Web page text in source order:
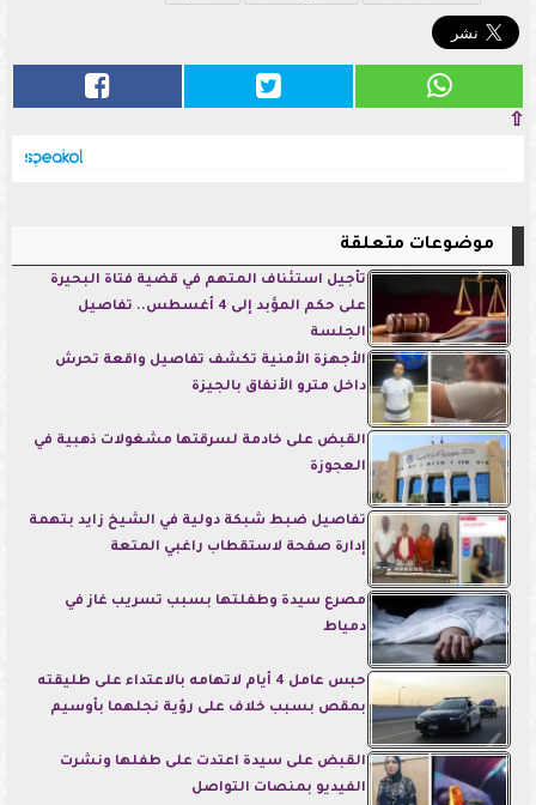
⇧
موضوعات متعلقة
تأجيل استئناف المتهم في قضية فتاة البحيرة
على حكم المؤبد إلى 4 أغسطس.. تفاصيل
الجلسة
الأجهزة الأمنية تكشف تفاصيل واقعة تحرش
داخل مترو الأنفاق بالجيزة
القبض على خادمة لسرقتها مشغولات ذهبية في
العجوزة
تفاصيل ضبط شبكة دولية في الشيخ زايد بتهمة
إدارة صفحة لاستقطاب راغبي المتعة
مصرع سيدة وطفلتها بسبب تسريب غاز في
دمياط
حبس عامل 4 أيام لاتهامه بالاعتداء على طليقته
بمقص بسبب خلاف على رؤية نجلهما بأوسيم
القبض على سيدة اعتدت على طفلها ونشرت
الفيديو بمنصات التواصل